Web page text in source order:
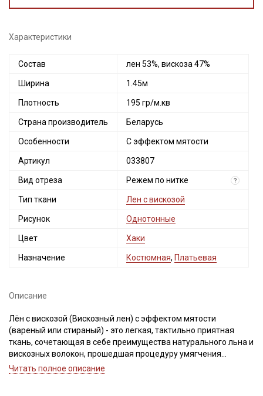
Характеристики
Состав лен 53%, вискоза 47%
Ширина 1.45м
Плотность 195 гр/м.кв
Страна производитель Беларусь
Особенности С эффектом мятости
Артикул 033807
Вид отреза Режем по нитке ?
Тип ткани Лен с вискозой
Рисунок Однотонные
Цвет Хаки
Назначение Костюмная, Платьевая
Описание
Лён с вискозой (Вискозный лен) с эффектом мятости
(вареный или стираный) - это легкая, тактильно приятная
ткань, сочетающая в себе преимущества натурального льна и
вискозных волокон, прошедшая процедуру умягчения
органическими ферментами. Благодаря этому ткань
Читать полное описание